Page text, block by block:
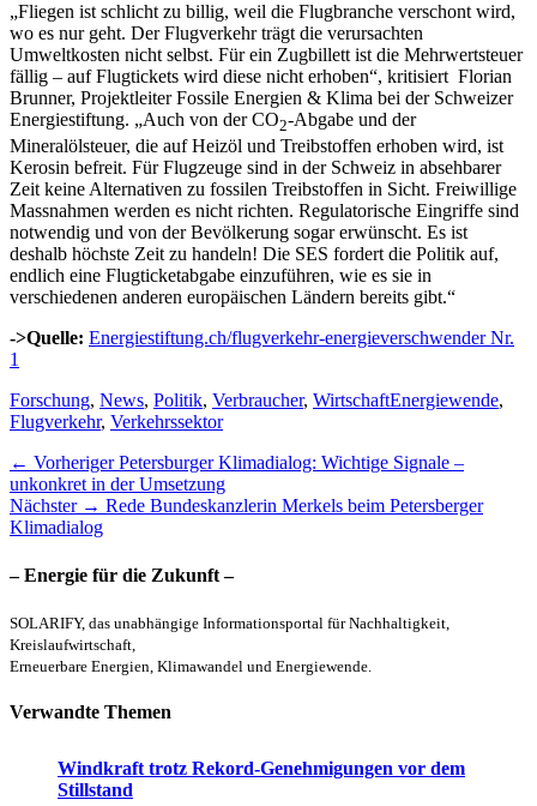
„Fliegen ist schlicht zu billig, weil die Flugbranche verschont wird,
wo es nur geht. Der Flugverkehr trägt die verursachten
Umweltkosten nicht selbst. Für ein Zugbillett ist die Mehrwertsteuer
fällig – auf Flugtickets wird diese nicht erhoben“, kritisiert Florian
Brunner, Projektleiter Fossile Energien & Klima bei der Schweizer
Energiestiftung. „Auch von der CO2-Abgabe und der
Mineralölsteuer, die auf Heizöl und Treibstoffen erhoben wird, ist
Kerosin befreit. Für Flugzeuge sind in der Schweiz in absehbarer
Zeit keine Alternativen zu fossilen Treibstoffen in Sicht. Freiwillige
Massnahmen werden es nicht richten. Regulatorische Eingriffe sind
notwendig und von der Bevölkerung sogar erwünscht. Es ist
deshalb höchste Zeit zu handeln! Die SES fordert die Politik auf,
endlich eine Flugticketabgabe einzuführen, wie es sie in
verschiedenen anderen europäischen Ländern bereits gibt.“
->Quelle: Energiestiftung.ch/flugverkehr-energieverschwender Nr.
1
Kategorien
Forschung, News, Politik, Verbraucher, WirtschaftSchlagworte
Energiewende,
Flugverkehr, Verkehrssektor
Beitragsnavigation
← Vorheriger Vorheriger
Beitrag:
Petersburger Klimadialog: Wichtige Signale –
unkonkret in der Umsetzung
Nächster → Nächster
Rede Bundeskanzlerin Merkels beim Petersberger
Klimadialog
– Energie für die Zukunft –
SOLARIFY, das unabhängige Informationsportal für Nachhaltigkeit,
Kreislaufwirtschaft,
Erneuerbare Energien, Klimawandel und Energiewende.
Verwandte Themen
Windkraft trotz Rekord-Genehmigungen vor dem
Stillstand